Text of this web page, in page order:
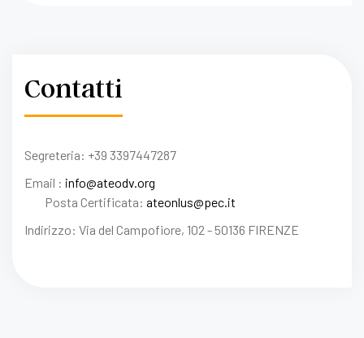
Contatti
Segreteria: +39 3397447287
Email : info@ateodv.org
Posta Certificata: ateonlus@pec.it
Indirizzo: Via del Campofiore, 102 - 50136 FIRENZE